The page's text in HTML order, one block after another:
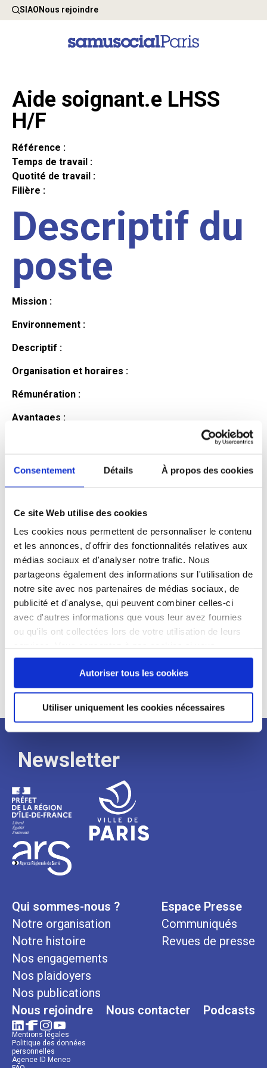
Consentement Détails À propos des cookies
Ce site Web utilise des cookies
Les cookies nous permettent de personnaliser le contenu
et les annonces, d'offrir des fonctionnalités relatives aux
médias sociaux et d'analyser notre trafic. Nous
partageons également des informations sur l'utilisation de
notre site avec nos partenaires de médias sociaux, de
publicité et d'analyse, qui peuvent combiner celles-ci
avec d'autres informations que vous leur avez fournies
ou qu'ils ont collectées lors de votre utilisation de leurs
continuez à utiliser notre site Web.
Autoriser tous les cookies
Utiliser uniquement les cookies nécessaires
SIAONous rejoindre
Aide soignant.e LHSS
H/F
Référence :
Temps de travail :
Quotité de travail :
Filière :
Descriptif du
poste
Mission :
Environnement :
Descriptif :
Organisation et horaires :
Rémunération :
Avantages :
Profil du
candidat
Qualifications et diplômes :
Profil recherché :
Expérience :
Processus
de
recrutement
Newsletter
Qui sommes-nous ?
Notre organisation
Notre histoire
Nos engagements
Nos plaidoyers
Nos publications
Espace Presse
Communiqués
Revues de presse
Nous rejoindre Nous contacter Podcasts
Mentions légales
Politique des données
personnelles
Agence ID Meneo